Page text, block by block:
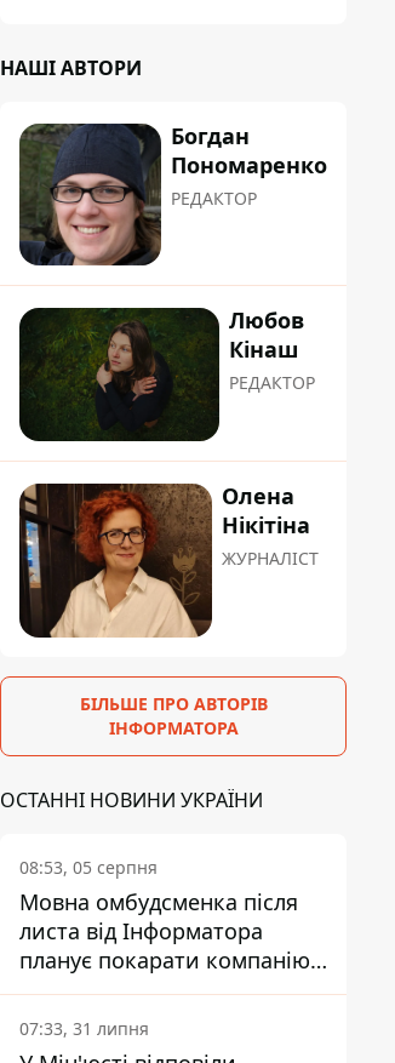
НАШІ АВТОРИ
Богдан
Пономаренко
РЕДАКТОР
Любов
Кінаш
РЕДАКТОР
Олена
Нікітіна
ЖУРНАЛІСТ
БІЛЬШЕ ПРО АВТОРІВ
ІНФОРМАТОРА
ОСТАННІ НОВИНИ УКРАЇНИ
08:53, 05 серпня
Мовна омбудсменка після
листа від Інформатора
планує покарати компанію-
підрядника ПриватБанку
07:33, 31 липня